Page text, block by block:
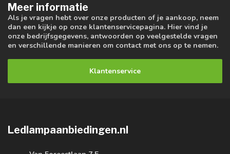
Meer informatie
Als je vragen hebt over onze producten of je aankoop, neem
dan een kijkje op onze klantenservicepagina. Hier vind je
onze bedrijfsgegevens, antwoorden op veelgestelde vragen
en verschillende manieren om contact met ons op te nemen.
Klantenservice
Ledlampaanbiedingen.nl